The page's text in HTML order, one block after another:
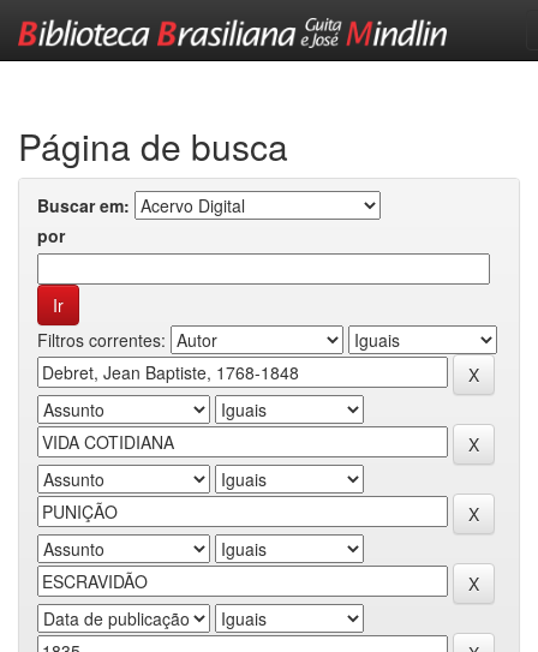
Página de busca
Buscar em:
por
Filtros correntes: